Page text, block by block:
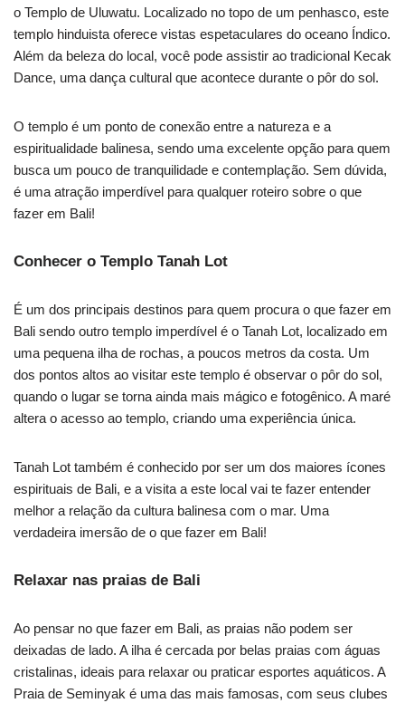
o Templo de Uluwatu. Localizado no topo de um penhasco, este
templo hinduista oferece vistas espetaculares do oceano Índico.
Além da beleza do local, você pode assistir ao tradicional Kecak
Dance, uma dança cultural que acontece durante o pôr do sol.
O templo é um ponto de conexão entre a natureza e a
espiritualidade balinesa, sendo uma excelente opção para quem
busca um pouco de tranquilidade e contemplação. Sem dúvida,
é uma atração imperdível para qualquer roteiro sobre o que
fazer em Bali!
Conhecer o Templo Tanah Lot
É um dos principais destinos para quem procura o que fazer em
Bali sendo outro templo imperdível é o Tanah Lot, localizado em
uma pequena ilha de rochas, a poucos metros da costa. Um
dos pontos altos ao visitar este templo é observar o pôr do sol,
quando o lugar se torna ainda mais mágico e fotogênico. A maré
altera o acesso ao templo, criando uma experiência única.
Tanah Lot também é conhecido por ser um dos maiores ícones
espirituais de Bali, e a visita a este local vai te fazer entender
melhor a relação da cultura balinesa com o mar. Uma
verdadeira imersão de o que fazer em Bali!
Relaxar nas praias de Bali
Ao pensar no que fazer em Bali, as praias não podem ser
deixadas de lado. A ilha é cercada por belas praias com águas
cristalinas, ideais para relaxar ou praticar esportes aquáticos. A
Praia de Seminyak é uma das mais famosas, com seus clubes